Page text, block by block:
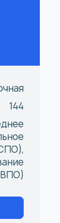
144